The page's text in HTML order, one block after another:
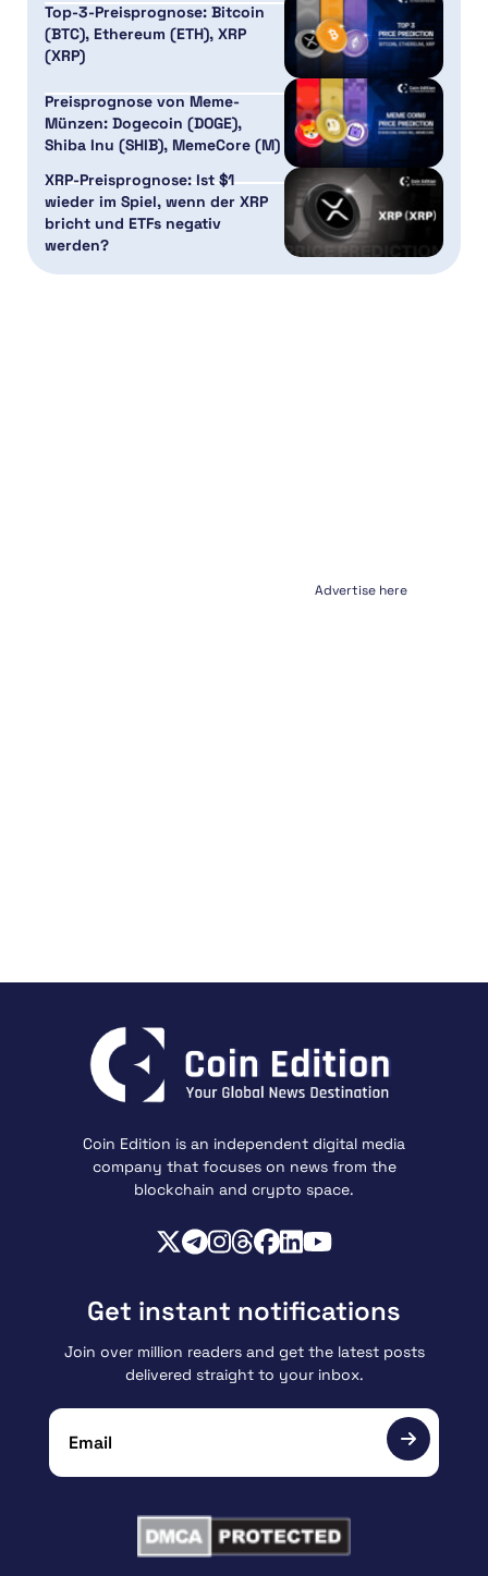
Top-3-Preisprognose: Bitcoin
(BTC), Ethereum (ETH), XRP
(XRP)
Preisprognose von Meme-
Münzen: Dogecoin (DOGE),
Shiba Inu (SHIB), MemeCore (M)
XRP-Preisprognose: Ist $1
wieder im Spiel, wenn der XRP
bricht und ETFs negativ
werden?
Advertise here
Coin Edition is an independent digital media
company that focuses on news from the
blockchain and crypto space.
Get instant notifications
Join over million readers and get the latest posts
delivered straight to your inbox.